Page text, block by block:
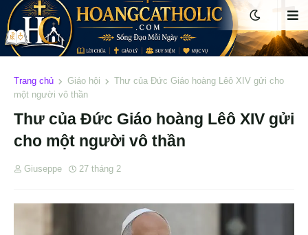
Trang chủ Giáo hội
Thư của Đức Giáo hoàng Lêô XIV gửi cho
một người vô thần
Thư của Đức Giáo hoàng Lêô XIV gửi
cho một người vô thần
Giuseppe 27 tháng 2